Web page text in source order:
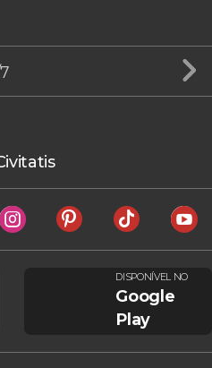
DISPONÍVEL NO
Google
Play